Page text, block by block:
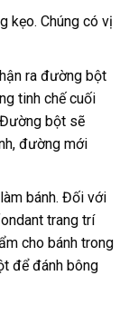
kẹo. Chúng có vị
ra đường bột
tinh chế cuối
bột sẽ
đường mới
bánh. Đối với
trang trí
cho bánh trong
để đánh bông